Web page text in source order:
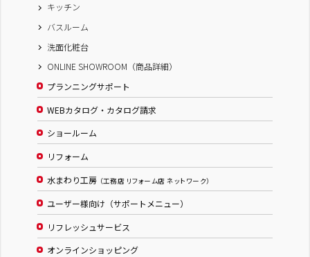
キッチン
バスルーム
洗面化粧台
ONLINE SHOWROOM（商品詳細）
プランニングサポート
WEBカタログ・カタログ請求
ショールーム
リフォーム
水まわり工房 （工務店 リフォーム店 ネットワーク）
ユーザー様向け（サポートメニュー）
リフレッシュサービス
オンラインショッピング